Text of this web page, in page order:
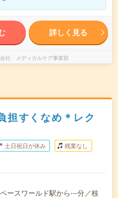
詳しく見る
社 メディカルケア事業部
担すくなめ＊レク
土日祝日が休み 残業なし
ースワールド駅から---分／枝